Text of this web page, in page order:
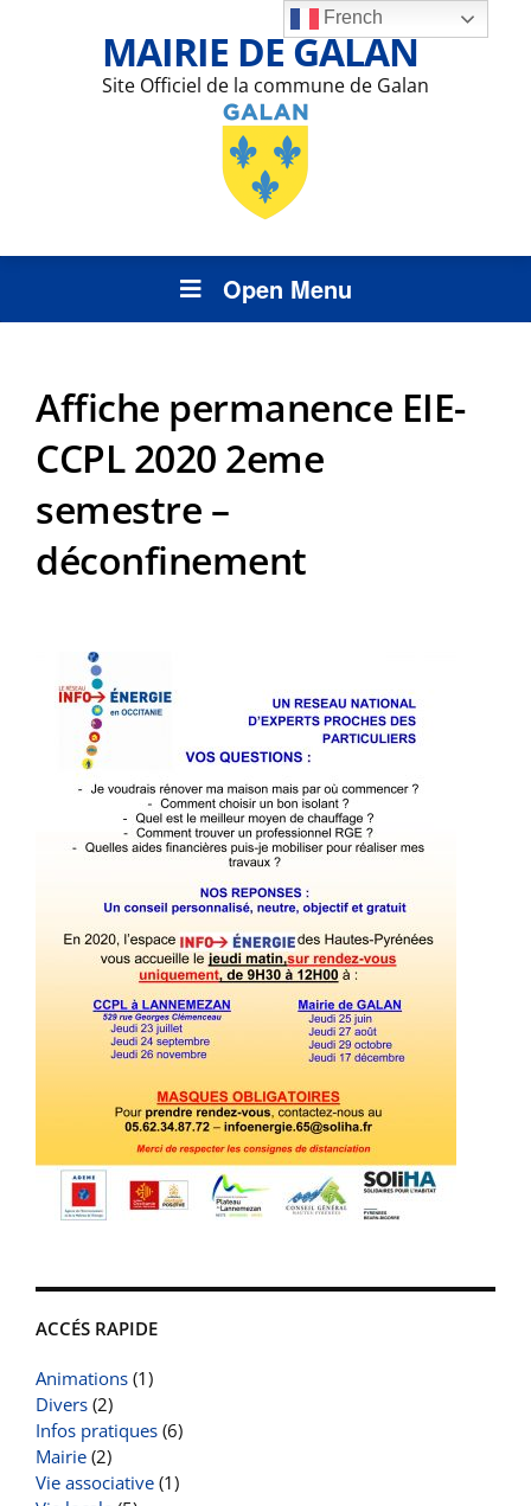
MAIRIE DE GALAN
Site Officiel de la commune de Galan
Open Menu
ACCÉS RAPIDE
Animations (1)
Divers (2)
Infos pratiques (6)
Mairie (2)
Vie associative (1)
Affiche permanence EIE-
CCPL 2020 2eme
semestre –
déconfinement
French